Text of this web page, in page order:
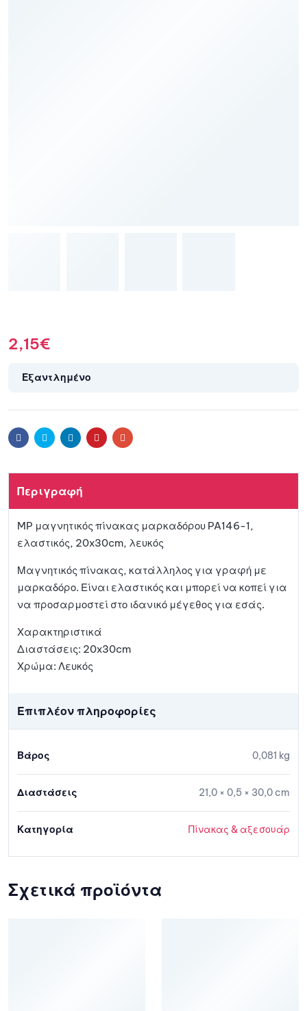
2,15€
Εξαντλημένο
FacebookTwitter LinkedinPinterestEmail
Περιγραφή
MP μαγνητικός πίνακας μαρκαδόρου PA146-1,
ελαστικός, 20x30cm, λευκός
Μαγνητικός πίνακας, κατάλληλος για γραφή με
μαρκαδόρο. Είναι ελαστικός και μπορεί να κοπεί για
να προσαρμοστεί στο ιδανικό μέγεθος για εσάς.
Χαρακτηριστικά
Διαστάσεις: 20x30cm
Χρώμα: Λευκός
Επιπλέον πληροφορίες
Βάρος 0,081 kg
Διαστάσεις 21,0 × 0,5 × 30,0 cm
Κατηγορία Πίνακας & αξεσουάρ
Σχετικά προϊόντα